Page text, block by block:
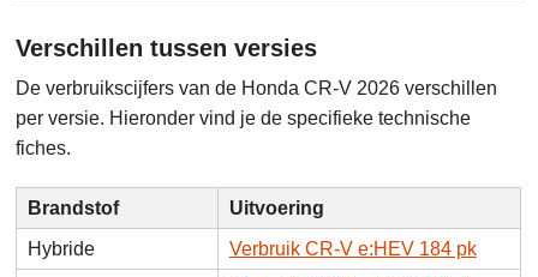
Verschillen tussen versies
De verbruikscijfers van de Honda CR-V 2026 verschillen
per versie. Hieronder vind je de specifieke technische
fiches.
Brandstof
Uitvoering
Hybride
Verbruik CR-V e:HEV 184 pk